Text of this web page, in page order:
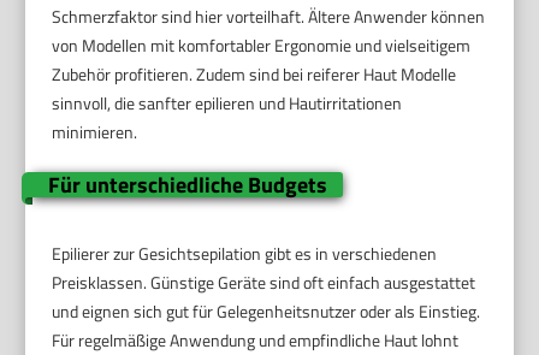
Schmerzfaktor sind hier vorteilhaft. Ältere Anwender können
von Modellen mit komfortabler Ergonomie und vielseitigem
Zubehör profitieren. Zudem sind bei reiferer Haut Modelle
sinnvoll, die sanfter epilieren und Hautirritationen
minimieren.
Für unterschiedliche Budgets
Epilierer zur Gesichtsepilation gibt es in verschiedenen
Preisklassen. Günstige Geräte sind oft einfach ausgestattet
und eignen sich gut für Gelegenheitsnutzer oder als Einstieg.
Für regelmäßige Anwendung und empfindliche Haut lohnt